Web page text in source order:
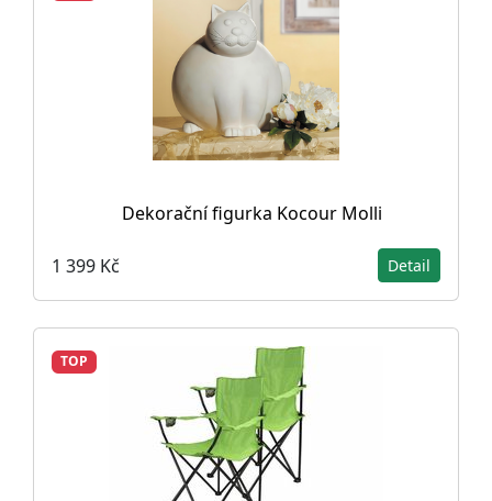
Dekorační figurka Kocour Molli
1 399 Kč Detail
TOP